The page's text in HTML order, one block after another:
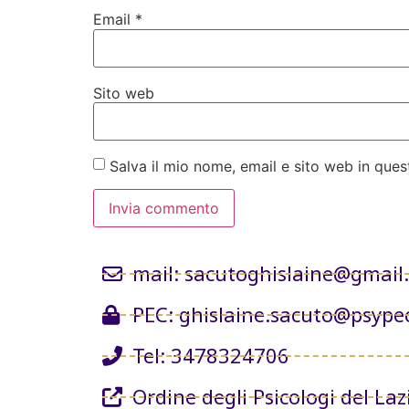
Email *
Sito web
Salva il mio nome, email e sito web in
mail:
PEC:
Tel: 3478324706
Ordine degli Psicologi del